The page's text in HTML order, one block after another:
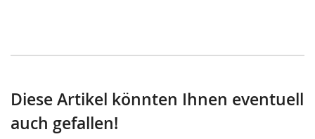
Diese Artikel könnten Ihnen eventuell
auch gefallen!